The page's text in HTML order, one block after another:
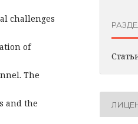
challenges
of
The
and the